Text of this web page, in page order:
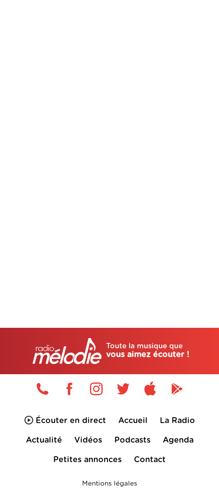
Toute la musique que
vous aimez écouter !
Écouter en direct Accueil La Radio
Actualité Vidéos Podcasts Agenda
Petites annonces Contact
Mentions légales